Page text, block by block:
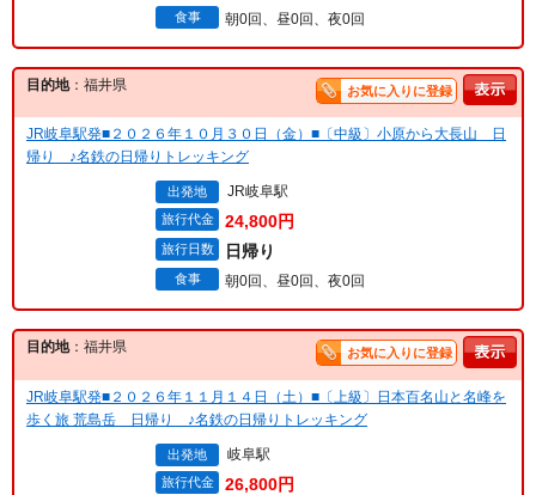
食事 朝0回、昼0回、夜0回
目的地：福井県 お気に入りに登録
JR岐阜駅発■２０２６年１０月３０日（金）■〔中級〕小原から大長山 日
帰り ♪名鉄の日帰りトレッキング
出発地 JR岐阜駅
旅行代金 24,800円
旅行日数 日帰り
食事 朝0回、昼0回、夜0回
目的地：福井県 お気に入りに登録
JR岐阜駅発■２０２６年１１月１４日（土）■〔上級〕日本百名山と名峰を
歩く旅 荒島岳 日帰り ♪名鉄の日帰りトレッキング
出発地 岐阜駅
旅行代金 26,800円